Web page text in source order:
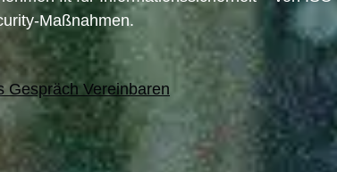
Maßnahmen.
Gespräch Vereinbaren